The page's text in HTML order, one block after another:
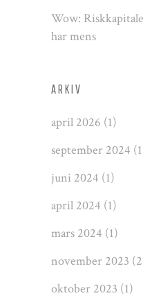
Wow:
har mens
ARKIV
april 2026 (1)
september 2024
juni 2024 (1)
april 2024 (1)
mars 2024 (1)
november 2023
oktober 2023 (1)